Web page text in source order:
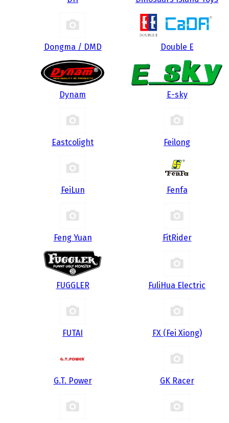
Dongma / DMD Double E
Dynam E-sky
Eastcolight Feilong
FeiLun Fenfa
Feng Yuan FitRider
FUGGLER FuliHua Electric
FUTAI FX (Fei Xiong)
G.T. Power GK Racer